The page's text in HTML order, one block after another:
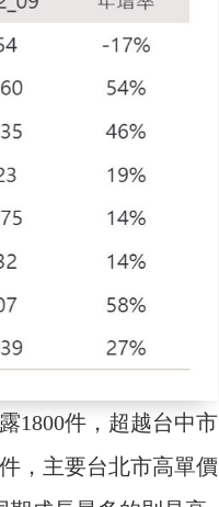
1800件，超越台中市
，主要台北市高單價